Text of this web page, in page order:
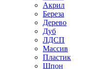
Акрил
Береза
Дерево
Дуб
ЛДСП
Массив
Пластик
Шпон